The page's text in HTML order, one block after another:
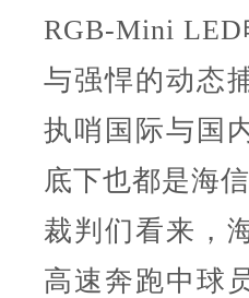
RGB-Mini LED
与强悍的动态
执哨国际与国
底下也都是海
裁判们看来，
高速奔跑中球